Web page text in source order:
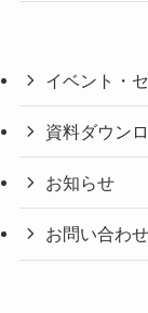
イベント・
資料ダウン
お知らせ
お問い合わせ